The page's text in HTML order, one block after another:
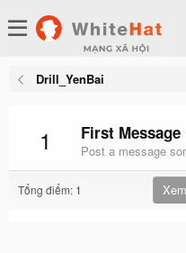
Drill_YenBai
1 First Message
Post a message
Tổng điểm: 1